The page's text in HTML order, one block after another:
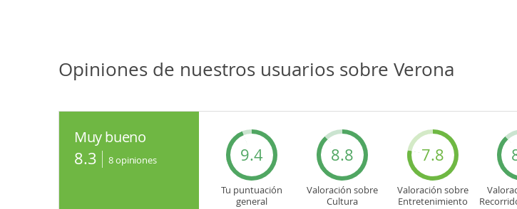
Opiniones de nuestros usuarios sobre Verona
Muy bueno
8.3 8opiniones 9.4
Tu puntuación
general
8.8
Valoración sobre
Cultura
7.8
Valoración sobre
Entretenimiento